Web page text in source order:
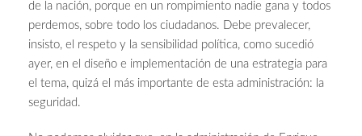
de la nación, porque en un rompimiento nadie gana y todos
perdemos, sobre todo los ciudadanos. Debe prevalecer,
insisto, el respeto y la sensibilidad política, como sucedió
ayer, en el diseño e implementación de una estrategia para
el tema, quizá el más importante de esta administración: la
seguridad.